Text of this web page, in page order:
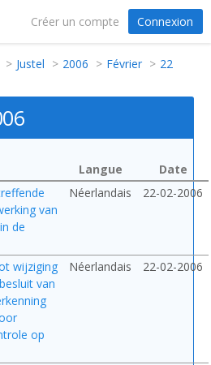
Créer un compte Connexion
Justel 2006 Février 22
Langue
Date
van
de
Néerlandais 22-02-2006
wijziging
van
op
Néerlandais 22-02-2006